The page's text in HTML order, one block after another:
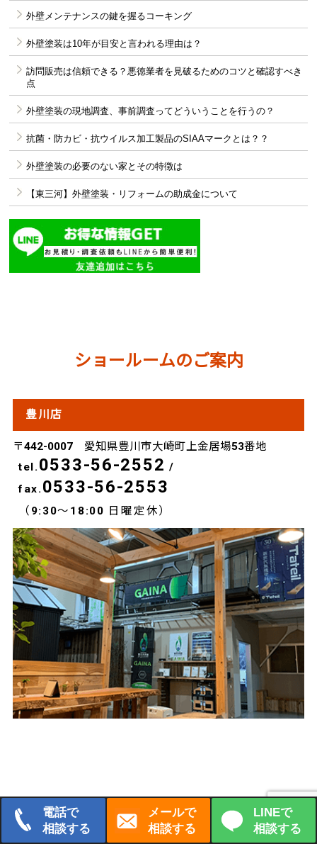
外壁メンテナンスの鍵を握るコーキング
外壁塗装は10年が目安と言われる理由は？
訪問販売は信頼できる？悪徳業者を見破るためのコツと確認すべき
点
外壁塗装の現地調査、事前調査ってどういうことを行うの？
抗菌・防カビ・抗ウイルス加工製品のSIAAマークとは？？
外壁塗装の必要のない家とその特徴は
【東三河】外壁塗装・リフォームの助成金について
ショールームのご案内
豊川店
〒442-0007 愛知県豊川市大崎町上金居場53番地
tel. 0533-56-2552 /
fax. 0533-56-2553
（9:30～18:00 日曜定休）
電話で
相談する
メールで
相談する
LINEで
相談する